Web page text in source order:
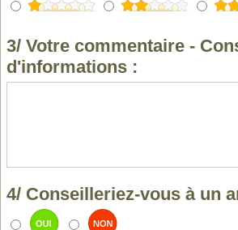
3/ Votre commentaire -
d'informations :
4/ Conseilleriez-vous à un